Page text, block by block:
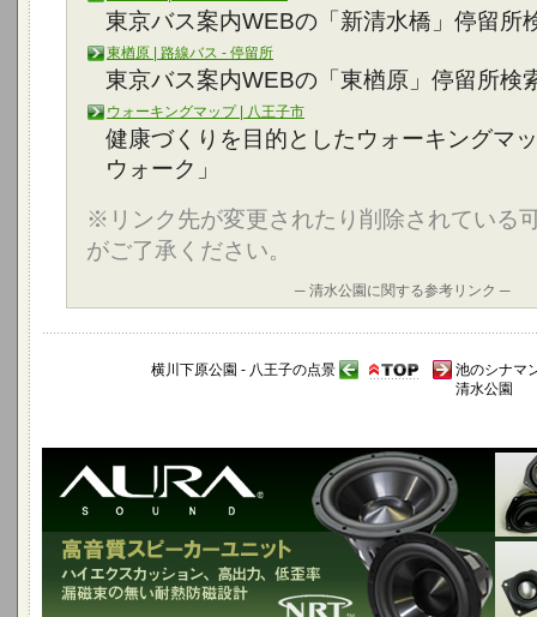
─ 清水公園に関する参考リンク ─
東京バス案内WEBの「新清水橋」停留所
東楢原 | 路線バス - 停留所
東京バス案内WEBの「東楢原」停留所検
ウォーキングマップ | 八王子市
健康づくりを目的としたウォーキングマ
ウォーク」
※リンク先が変更されたり削除されている
がご了承ください。
横川下原公園 - 八王子の点景
池のシナマ
清水公園